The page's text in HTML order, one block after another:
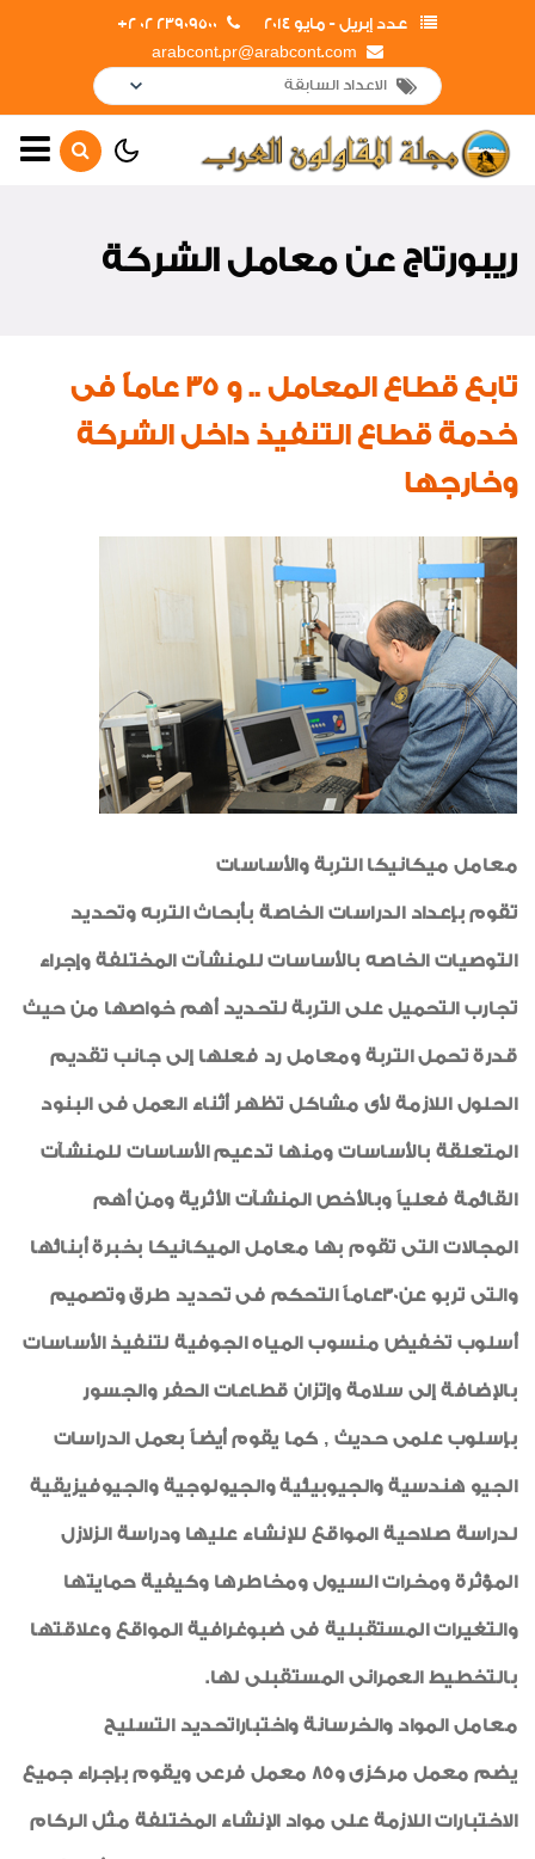
عدد إبريل - مايو 2014
23909500 02 2+
arabcont.pr@arabcont.com
حوار رئيس مجلس الإدارة
جولات وزيارات وزير الإسكان
لمشروعات الشركة
جولات وزيارات المهندس محمد
الإدارة الداخلية
إعتماد الموازنة العامة للشركة
تعاقدات جديدة
إفتتاحــــات
لقاءات واجتماعات
أخبار متنوعة
مشروعات تحت التنفيذ
ريبورتاج عن معامل الشركة
شكر وتقدير
شهادات جودة ISO
صورة وخبر
إعلان
رياضة
طبيب الاسرة
خواطر ايمانية
الواحة
ريبورتاج عن معامل الشركة
تابع قطاع المعامل .. و 35 عاماً فى
خدمة قطاع التنفيذ داخل الشركة
وخارجها
معامل ميكانيكا التربة والأساسات
تقوم بإعداد الدراسات الخاصة بأبحاث التربه وتحديد
التوصيات الخاصه بالأساسات للمنشآت المختلفة وإجراء
تجارب التحميل على التربة لتحديد أهم خواصها من حيث
قدرة تحمل التربة ومعامل رد فعلها إلى جانب تقديم
الحلول اللازمة لأى مشاكل تظهر أثناء العمل فى البنود
المتعلقة بالأساسات ومنها تدعيم الأساسات للمنشآت
القائمة فعلياً وبالأخص المنشآت الأثرية ومن أهم
المجالات التى تقوم بها معامل الميكانيكا بخبرة أبنائها
والتى تربو عن30عاماً التحكم فى تحديد طرق وتصميم
أسلوب تخفيض منسوب المياه الجوفية لتنفيذ الأساسات
بالإضافة إلى سلامة وإتزان قطاعات الحفر والجسور
بإسلوب علمى حديث , كما يقوم أيضاً بعمل الدراسات
الجيو هندسية والجيوبيئية والجيولوجية والجيوفيزيقية
لدراسة صلاحية المواقع للإنشاء عليها ودراسة الزلازل
المؤثرة ومخرات السيول ومخاطرها وكيفية حمايتها
والتغيرات المستقبلية فى ضبوغرافية المواقع وعلاقتها
بالتخطيط العمرانى المستقبلى لها.
معامل المواد والخرسانة واختباراتحديد التسليح
يضم معمل مركزى و85 معمل فرعى ويقوم بإجراء جميع
الاختبارات اللازمة على مواد الإنشاء المختلفة مثل الركام